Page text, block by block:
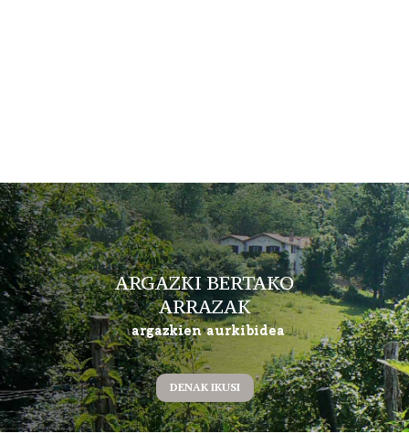
ARGAZKI BERTAKO
ARRAZAK
argazkien aurkibidea
DENAK IKUSI